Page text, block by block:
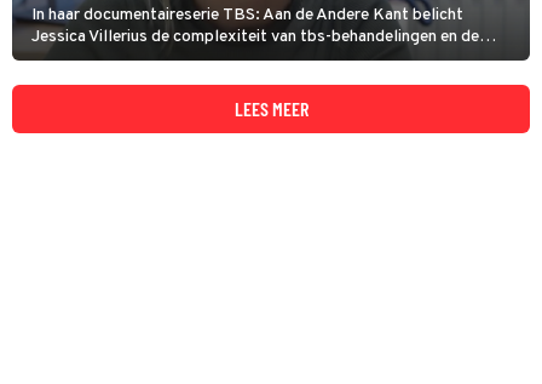
In haar documentaireserie TBS: Aan de Andere Kant belicht
Jessica Villerius de complexiteit van tbs-behandelingen en de
impact van de maatregel op zowel de patiënten als hun
slachtoffers.
LEES MEER